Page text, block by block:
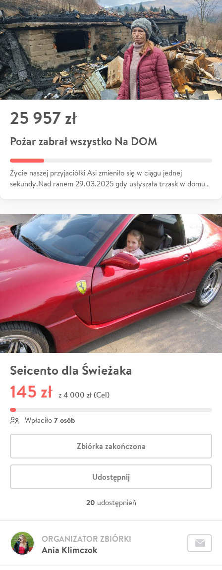
25 957 zł
Pożar zabrał wszystko Na DOM
Życie naszej przyjaciółki Asi zmieniło się w ciągu jednej
sekundy.Nad ranem 29.03.2025 gdy usłyszała trzask w domu…
Seicento dla Świeżaka
145 zł z 4 000 zł (Cel)
Wpłaciło 7 osób
Zbiórka zakończona
Udostępnij
20 udostępnień
Ania Klimczok
ORGANIZATOR ZBIÓRKI